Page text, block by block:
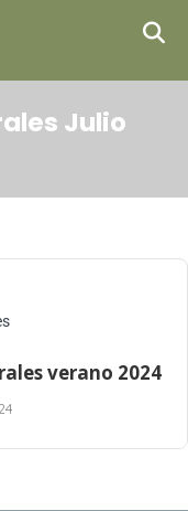
Julio
verano 2024